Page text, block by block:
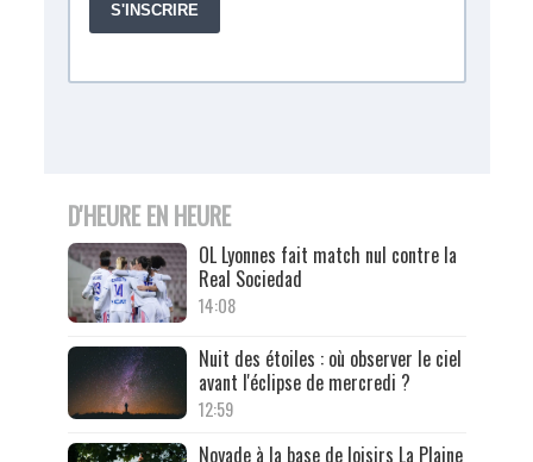
D'HEURE EN HEURE
OL Lyonnes fait match nul contre la
Real Sociedad
14:08
Nuit des étoiles : où observer le ciel
avant l'éclipse de mercredi ?
12:59
Noyade à la base de loisirs La Plaine